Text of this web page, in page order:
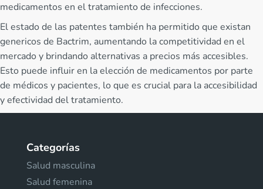
medicamentos en el tratamiento de infecciones.
El estado de las patentes también ha permitido que existan
genericos de Bactrim, aumentando la competitividad en el
mercado y brindando alternativas a precios más accesibles.
Esto puede influir en la elección de medicamentos por parte
de médicos y pacientes, lo que es crucial para la accesibilidad
y efectividad del tratamiento.
Categorías
Salud masculina
Salud femenina